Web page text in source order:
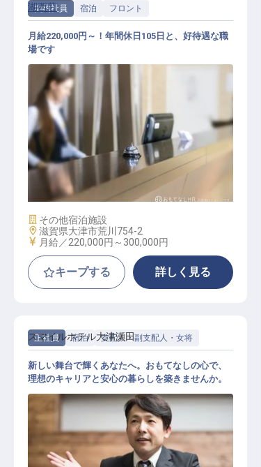
契約社員 宿泊 フロント
フロント
湖西荘
月給220,000円～！年間休日105日と、好待遇な職
場です
施設業態
その他宿泊施設
勤務地
滋賀県大津市荒川754-2
給与
月給／220,000円～ 300,000円
キープする 詳しく見る
正社員 宿泊 支配人・副支配人・女将
スマイルホテル大津瀬田
新しい舞台で輝くあなたへ。おもてなしの心で、
理想のキャリアと安心の暮らしを築きませんか。